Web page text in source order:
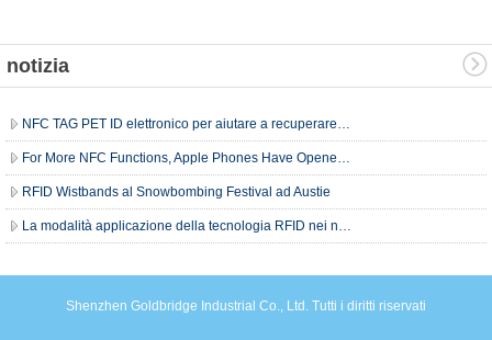
notizia
NFC TAG PET ID elettronico per aiutare a recuperare gli animali domestici perduti
For More NFC Functions, Apple Phones Have Opened up NFC Permissions
RFID Wistbands al Snowbombing Festival ad Austie
La modalità applicazione della tecnologia RFID nei negozi senza pilota della Cina
Shenzhen Goldbridge Industrial Co., Ltd. Tutti i diritti riservati